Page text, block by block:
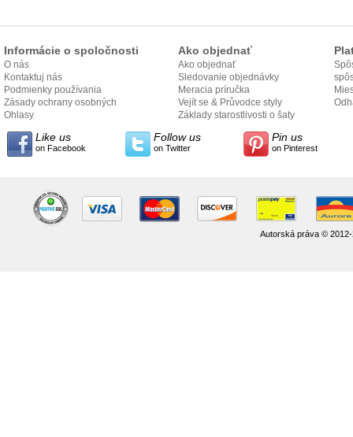
Informácie o spoločnosti
O nás
Kontaktuj nás
Podmienky používania
Zásady ochrany osobných
údajov
Ohlasy
Ako objednať
Ako objednať
Sledovanie objednávky
Meracia príručka
Vejít se & Průvodce styly
Základy starostlivosti o šaty
Like us
on Facebook
Follow us
on Twitter
Pin us
on Pinterest
Autorská práva ©